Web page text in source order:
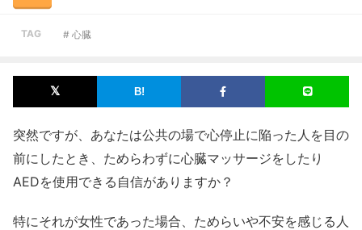
TAG # 心臓
突然ですが、あなたは公共の場で心停止に陥った人を目の
前にしたとき、ためらわずに心臓マッサージをしたり
AEDを使用できる自信がありますか？
特にそれが女性であった場合、ためらいや不安を感じる人